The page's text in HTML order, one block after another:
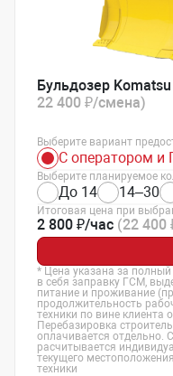
Бульдозер
22 400 ₽/смена)
Выберите вариант
С оператором и
Выберите планируемое
До 14 14–30
Итоговая цена при
2 800 ₽/час (22 400
* Цена указана за
в себя заправку ГСМ,
питание и проживание
продолжительность
техники по вине клиента
Перебазировка
оплачивается отдельно.
расчитывается
текущего
техники